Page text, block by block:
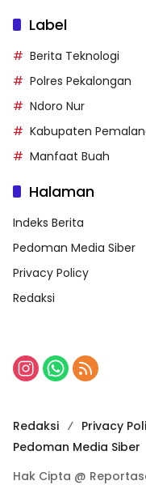
Label
Berita Teknologi
Polres Pekalongan
Ndoro Nur
Kabupaten
Manfaat Buah
Halaman
Indeks Berita
Pedoman Media Siber
Privacy Policy
Redaksi
Redaksi Privacy
Pedoman Media Siber
Hak Cipta @